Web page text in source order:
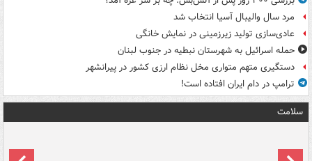
مرد سال والیبال آسیا انتخاب شد
عادی‌سازی تولید زیرزمینی در نمایش خانگی
حمله اسرائیل به شهرستان نبطیه در جنوب لبنان
دستگیری متهم متواری مخل نظام ارزی کشور در پیرانشهر
ترامپ در دام ایران افتاده است!
سلامت